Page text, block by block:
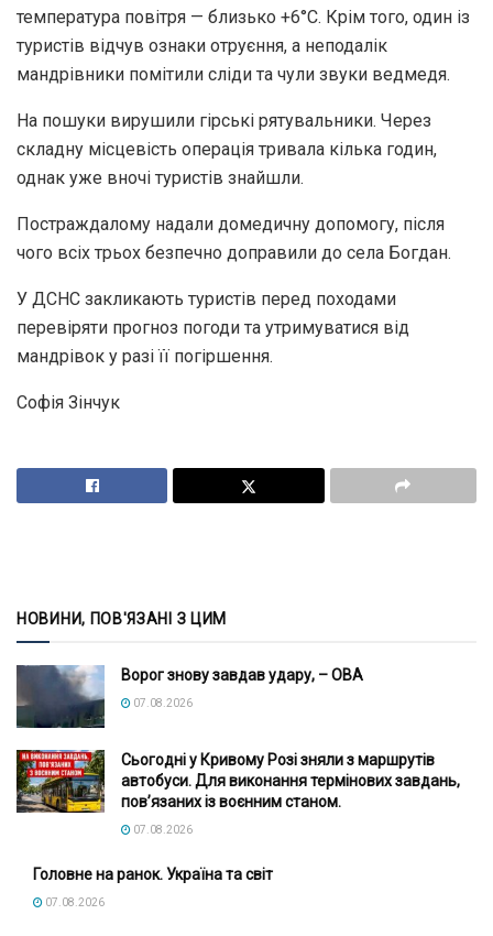
температура повітря — близько +6°C. Крім того, один із
туристів відчув ознаки отруєння, а неподалік
мандрівники помітили сліди та чули звуки ведмедя.
На пошуки вирушили гірські рятувальники. Через
складну місцевість операція тривала кілька годин,
однак уже вночі туристів знайшли.
Постраждалому надали домедичну допомогу, після
чого всіх трьох безпечно доправили до села Богдан.
У ДСНС закликають туристів перед походами
перевіряти прогноз погоди та утримуватися від
мандрівок у разі її погіршення.
Софія Зінчук
НОВИНИ, ПОВ'ЯЗАНІ З ЦИМ
Ворог знову завдав удару, – ОВА
07.08.2026
Сьогодні у Кривому Розі зняли з маршрутів
автобуси. Для виконання термінових завдань,
пов’язаних із воєнним станом.
07.08.2026
Головне на ранок. Україна та світ
07.08.2026